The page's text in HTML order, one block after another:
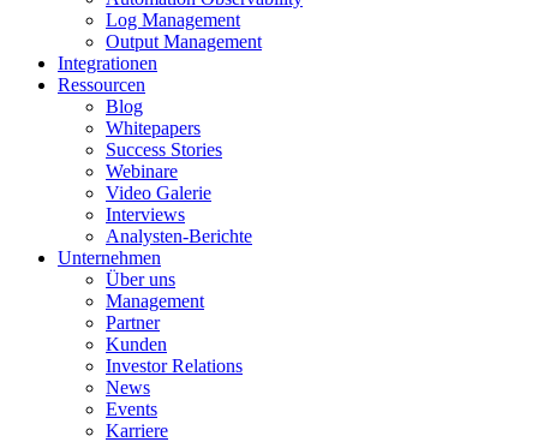
Log Management
Output Management
Integrationen
Ressourcen
Blog
Whitepapers
Success Stories
Webinare
Video Galerie
Interviews
Analysten-Berichte
Unternehmen
Über uns
Management
Partner
Kunden
Investor Relations
News
Events
Karriere